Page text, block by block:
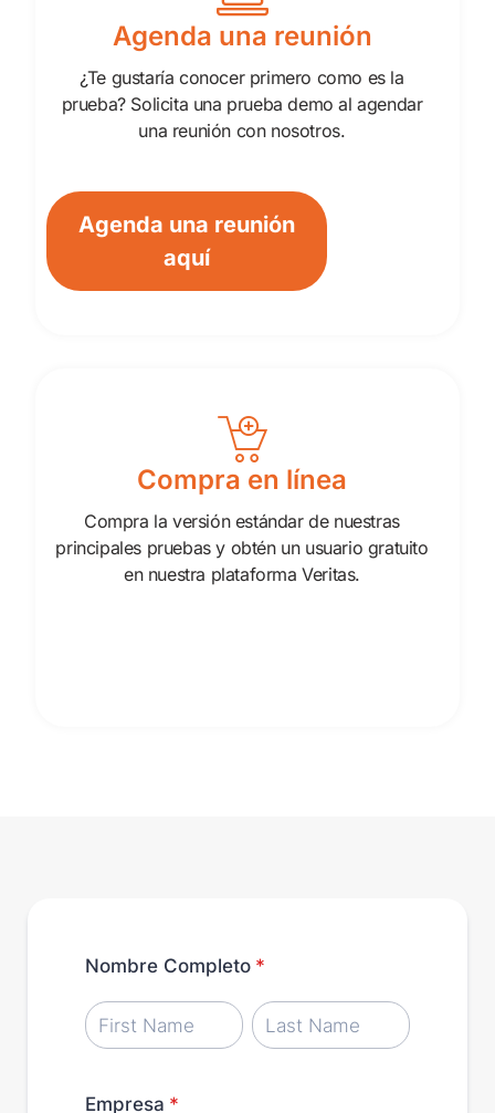
Agenda una reunión
¿Te gustaría conocer primero como es la
prueba? Solicita una prueba demo al agendar
una reunión con nosotros.
Agenda una reunión
aquí
Compra en línea
Compra la versión estándar de nuestras
principales pruebas y obtén un usuario gratuito
en nuestra plataforma Veritas.